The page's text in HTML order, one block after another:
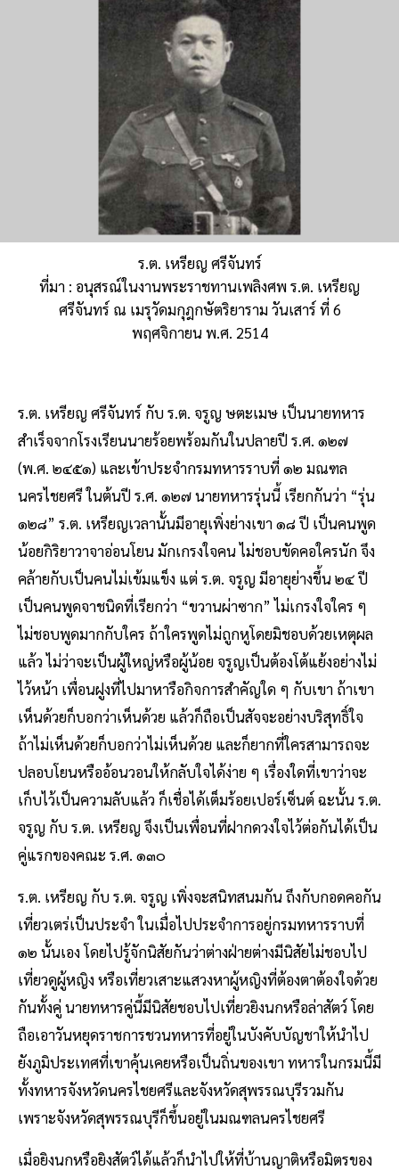
ร.ต. เหรียญ ศรีจันทร์
ที่มา : อนุสรณ์ในงานพระราชทานเพลิงศพ ร.ต. เหรียญ
ศรีจันทร์ ณ เมรุวัดมกุฎกษัตริยาราม วันเสาร์ ที่ 6
พฤศจิกายน พ.ศ. 2514
ร.ต. เหรียญ ศรีจันทร์ กับ ร.ต. จรูญ ษตะเมษ เป็นนายทหาร
สำเร็จจากโรงเรียนนายร้อยพร้อมกันในปลายปี ร.ศ. ๑๒๗
(พ.ศ. ๒๔๕๑) และเข้าประจำกรมทหารราบที่ ๑๒ มณฑล
นครไชยศรี ในต้นปี ร.ศ. ๑๒๗ นายทหารรุ่นนี้ เรียกกันว่า “รุ่น
๑๒๘” ร.ต. เหรียญเวลานั้นมีอายุเพิ่งย่างเขา ๑๘ ปี เป็นคนพูด
น้อยกิริยาวาจาอ่อนโยน มักเกรงใจคน ไม่ชอบขัดคอใครนัก จึง
คล้ายกับเป็นคนไม่เข้มแข็ง แต่ ร.ต. จรูญ มีอายุย่างขึ้น ๒๔ ปี
เป็นคนพูดจาชนิดที่เรียกว่า “ขวานผ่าซาก” ไม่เกรงใจใคร ๆ
ไม่ชอบพูดมากกับใคร ถ้าใครพูดไม่ถูกหูโดยมิชอบด้วยเหตุผล
แล้ว ไม่ว่าจะเป็นผู้ใหญ่หรือผู้น้อย จรูญเป็นต้องโต้แย้งอย่างไม่
ไว้หน้า เพื่อนฝูงที่ไปมาหารือกิจการสำคัญใด ๆ กับเขา ถ้าเขา
เห็นด้วยก็บอกว่าเห็นด้วย แล้วก็ถือเป็นสัจจะอย่างบริสุทธิ์ใจ
ถ้าไม่เห็นด้วยก็บอกว่าไม่เห็นด้วย และก็ยากที่ใครสามารถจะ
ปลอบโยนหรืออ้อนวอนให้กลับใจได้ง่าย ๆ เรื่องใดที่เขาว่าจะ
เก็บไว้เป็นความลับแล้ว ก็เชื่อได้เต็มร้อยเปอร์เซ็นต์ ฉะนั้น ร.ต.
จรูญ กับ ร.ต. เหรียญ จึงเป็นเพื่อนที่ฝากดวงใจไว้ต่อกันได้เป็น
คู่แรกของคณะ ร.ศ. ๑๓๐
ร.ต. เหรียญ กับ ร.ต. จรูญ เพิ่งจะสนิทสนมกัน ถึงกับกอด​คอกัน
เที่ยวเตร่เป็นประจำ ในเมื่อไปประจำการอยู่กรมทหารราบที่
๑๒ นั้นเอง โดยไปรู้จักนิสัยกันว่าต่างฝ่ายต่างมีนิสัยไม่ชอบไป
เที่ยวดูผู้หญิง หรือเที่ยวเสาะแสวงหาผู้หญิงที่ต้องตาต้องใจด้วย
กันทั้งคู่ นายทหารคู่นี้มีนิสัยชอบไปเที่ยวยิงนกหรือล่าสัตว์ โดย
ถือเอาวันหยุดราชการชวนทหารที่อยู่ในบังคับบัญชาให้นำไป
ยังภูมิประเทศที่เขาคุ้นเคยหรือเป็นถิ่นของเขา ทหารในกรมนี้มี
ทั้งทหารจังหวัดนครไชยศรีและจังหวัดสุพรรณบุรีรวมกัน
เพราะจังหวัดสุพรรณบุรีก็ขึ้นอยู่ในมณฑลนครไชยศรี
เมื่อยิงนกหรือยิงสัตว์ได้แล้วก็นำไปให้ที่บ้านญาติหรือมิตรของ